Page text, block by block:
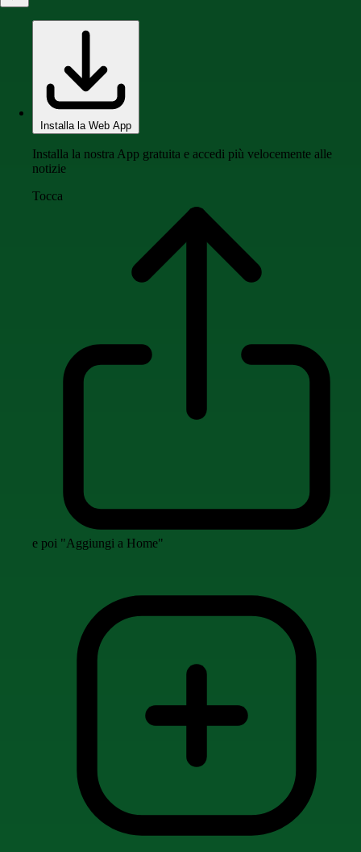
Installa la Web App
Installa la nostra App gratuita e accedi più velocemente alle
notizie
Tocca
e poi "Aggiungi a Home"